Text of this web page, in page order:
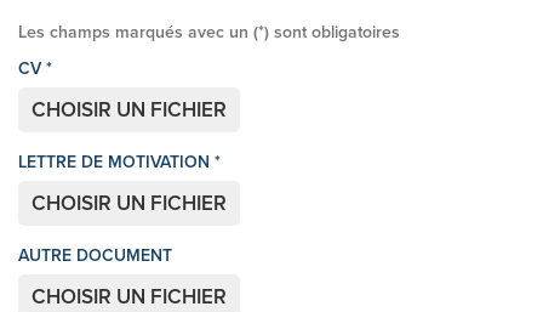
Les champs marqués avec un (*) sont obligatoires
CV *
CHOISIR UN FICHIER
LETTRE DE MOTIVATION *
CHOISIR UN FICHIER
AUTRE DOCUMENT
CHOISIR UN FICHIER